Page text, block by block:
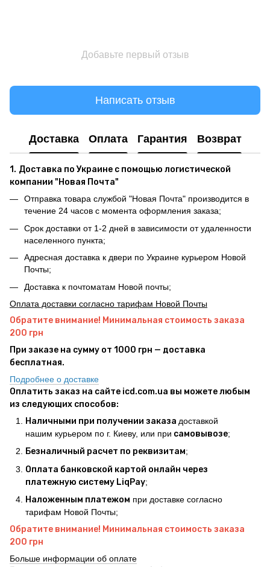
Добавьте первый отзыв
Написать отзыв
Доставка Оплата Гарантия Возврат
1. Доставка по Украине с помощью логистической
компании "Новая Почта"
Отправка товара службой "Новая Почта" производится в
течение 24 часов с момента оформления заказа;
Срок доставки от 1-2 дней в зависимости от удаленности
населенного пункта;
Адресная доставка к двери по Украине курьером Новой
Почты;
Доставка к почтоматам Новой почты;
Оплата доставки согласно тарифам Новой Почты
Обратите внимание! Минимальная стоимость заказа
200 грн
При заказе на сумму от 1000 грн — доставка
бесплатная.
Подробнее о доставке
Оплатить заказ на сайте icd.com.ua вы можете любым
из следующих способов:
Наличными при получении заказа доставкой
нашим курьером по г. Киеву, или при самовывозе;
Безналичный расчет по реквизитам;
Оплата банковской картой онлайн через
платежную систему LiqPay;
Наложенным платежом при доставке согласно
тарифам Новой Почты;
Обратите внимание! Минимальная стоимость заказа
200 грн
Больше информации об оплате